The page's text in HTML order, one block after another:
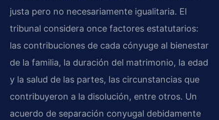
justa pero no necesariamente igualitaria. El
tribunal considera once factores estatutarios:
las contribuciones de cada cónyuge al bienestar
de la familia, la duración del matrimonio, la edad
y la salud de las partes, las circunstancias que
contribuyeron a la disolución, entre otros. Un
acuerdo de separación conyugal debidamente